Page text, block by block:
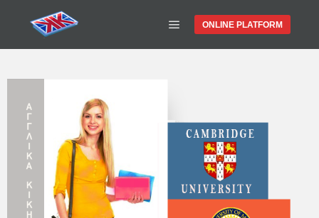
ONLINE PLATFORM